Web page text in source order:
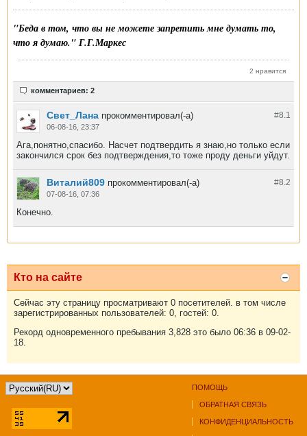
"Беда в том, что вы не можете запретить мне думать то,
что я думаю." Г.Г.Маркес
2 нравится
комментариев: 2
#8. 1
Свет_Лана прокомментировал(-а)
06-08-16, 23:37
Ага,понятно,спасибо. Насчет подтвердить я знаю,но только если
закончился срок без подтверждения,то тоже проду деньги уйдут.
#8. 2
Виталий809 прокомментировал(-а)
07-08-16, 07:36
Конечно.
Кто на сайте
Сейчас эту страницу просматривают 0 посетителей. в том числе
зарегистрированных пользователей: 0, гостей: 0.
Рекорд одновременного пребывания 3,828 это было 06:36 в 09-02-
18.
ПОМОЩЬ
ОБРАТНАЯ СВЯЗЬ
КОНФИДЕНЦИАЛЬНОСТЬ